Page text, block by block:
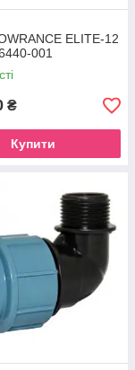
ELITE-12
001
₴
Купити